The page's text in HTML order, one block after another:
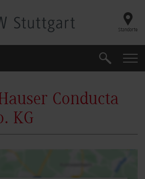
Standorte
Suche
Conducta
KG